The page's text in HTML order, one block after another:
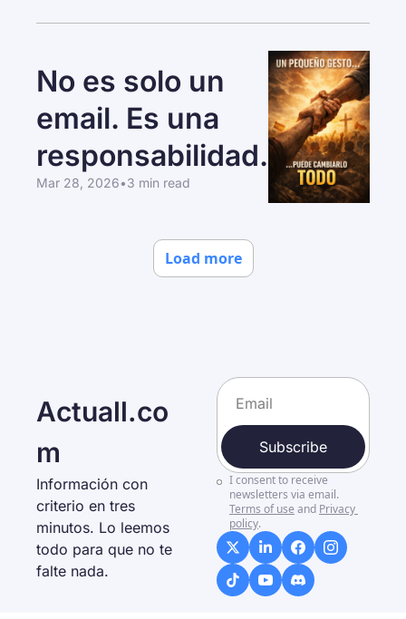
No es solo un
email. Es una
responsabilidad.
Mar 28, 2026•3 min read
Load more
Actuall.co
m
Información con
criterio en tres
minutos. Lo leemos
todo para que no te
falte nada.
Subscribe
I consent to receive
newsletters via email.
Terms of use and Privacy
policy.